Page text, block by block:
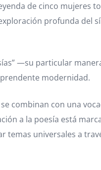
de cinco mujeres
profunda del
—su particular
modernidad.
combinan con una
a la poesía está
temas universales a